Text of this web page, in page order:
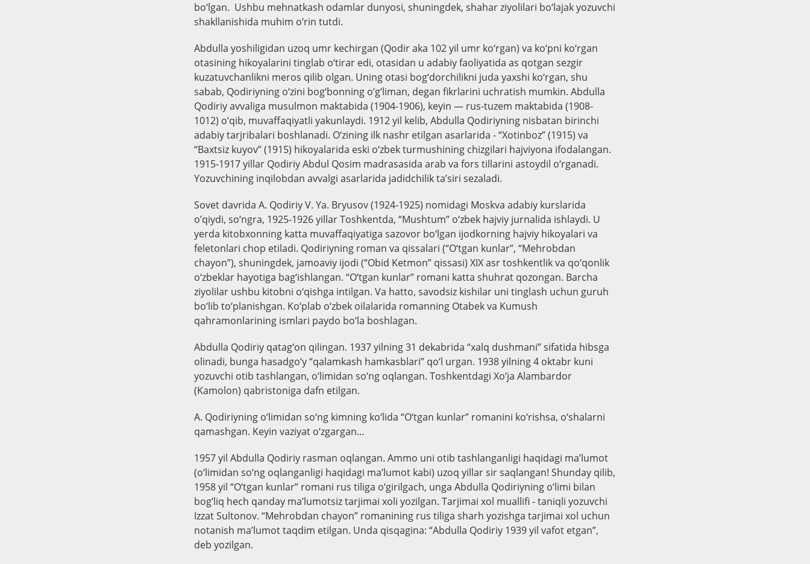
bo‘lgan. Ushbu mehnatkash odamlar dunyosi, shuningdek, shahar ziyolilari bo‘lajak yozuvchi
shakllanishida muhim o‘rin tutdi.
Abdulla yoshiligidan uzoq umr kechirgan (Qodir aka 102 yil umr ko‘rgan) va ko‘pni ko‘rgan
otasining hikoyalarini tinglab o‘tirar edi, otasidan u adabiy faoliyatida as qotgan sezgir
kuzatuvchanlikni meros qilib olgan. Uning otasi bog‘dorchilikni juda yaxshi ko‘rgan, shu
sabab, Qodiriyning o‘zini bog‘bonning o‘g‘liman, degan fikrlarini uchratish mumkin. Abdulla
Qodiriy avvaliga musulmon maktabida (1904-1906), keyin — rus-tuzem maktabida (1908-
1012) o‘qib, muvaffaqiyatli yakunlaydi. 1912 yil kelib, Abdulla Qodiriyning nisbatan birinchi
adabiy tarjribalari boshlanadi. O‘zining ilk nashr etilgan asarlarida - “Xotinboz” (1915) va
“Baxtsiz kuyov” (1915) hikoyalarida eski o‘zbek turmushining chizgilari hajviyona ifodalangan.
1915-1917 yillar Qodiriy Abdul Qosim madrasasida arab va fors tillarini astoydil o‘rganadi.
Yozuvchining inqilobdan avvalgi asarlarida jadidchilik ta’siri sezaladi.
Sovet davrida A. Qodiriy V. Ya. Bryusov (1924-1925) nomidagi Moskva adabiy kurslarida
o’qiydi, so‘ngra, 1925-1926 yillar Toshkentda, “Mushtum” o‘zbek hajviy jurnalida ishlaydi. U
yerda kitobxonning katta muvaffaqiyatiga sazovor bo‘lgan ijodkorning hajviy hikoyalari va
feletonlari chop etiladi. Qodiriyning roman va qissalari (“O‘tgan kunlar”, “Mehrobdan
chayon”), shuningdek, jamoaviy ijodi (“Obid Ketmon” qissasi) XIX asr toshkentlik va qo‘qonlik
o‘zbeklar hayotiga bag‘ishlangan. “O‘tgan kunlar” romani katta shuhrat qozongan. Barcha
ziyolilar ushbu kitobni o‘qishga intilgan. Va hatto, savodsiz kishilar uni tinglash uchun guruh
bo‘lib to‘planishgan. Ko‘plab o‘zbek oilalarida romanning Otabek va Kumush
qahramonlarining ismlari paydo bo‘la boshlagan.
Abdulla Qodiriy qatag‘on qilingan. 1937 yilning 31 dekabrida “xalq dushmani” sifatida hibsga
olinadi, bunga hasadgo‘y “qalamkash hamkasblari” qo‘l urgan. 1938 yilning 4 oktabr kuni
yozuvchi otib tashlangan, o‘limidan so‘ng oqlangan. Toshkentdagi Xo‘ja Alambardor
(Kamolon) qabristoniga dafn etilgan.
A. Qodiriyning o‘limidan so‘ng kimning ko‘lida “O‘tgan kunlar” romanini ko‘rishsa, o‘shalarni
qamashgan. Keyin vaziyat o‘zgargan...
1957 yil Abdulla Qodiriy rasman oqlangan. Ammo uni otib tashlanganligi haqidagi ma’lumot
(o‘limidan so‘ng oqlanganligi haqidagi ma’lumot kabi) uzoq yillar sir saqlangan! Shunday qilib,
1958 yil “O‘tgan kunlar” romani rus tiliga o‘girilgach, unga Abdulla Qodiriyning o‘limi bilan
bog‘liq hech qanday ma’lumotsiz tarjimai xoli yozilgan. Tarjimai xol muallifi - taniqli yozuvchi
Izzat Sultonov. “Mehrobdan chayon” romanining rus tiliga sharh yozishga tarjimai xol uchun
notanish ma’lumot taqdim etilgan. Unda qisqagina: “Abdulla Qodiriy 1939 yil vafot etgan”,
deb yozilgan.